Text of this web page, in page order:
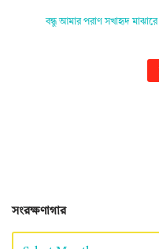
বন্ধু আমার পরাণ সখাহৃদ
সংরক্ষণাগার